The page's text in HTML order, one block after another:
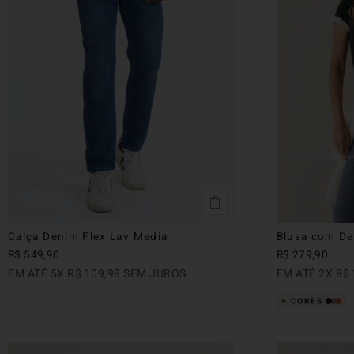
Calça Denim Flex Lav Media
R$ 549,90
EM ATÉ 5X R$ 109,98 SEM JUROS
Blusa com
R$ 279,90
EM ATÉ 2X R$